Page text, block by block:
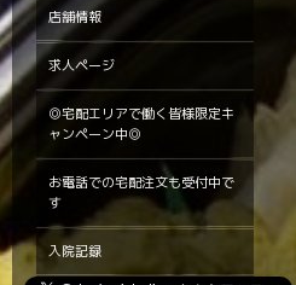
店舗情報
求人ページ
◎宅配エリアで働く皆様限定キ
ャンペーン中◎
お電話での宅配注文も受付中で
す
入院記録